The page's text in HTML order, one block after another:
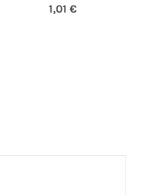
1,01 €